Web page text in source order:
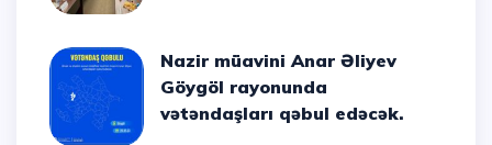
Nazir müavini Anar Əliyev
Göygöl rayonunda
vətəndaşları qəbul edəcək.